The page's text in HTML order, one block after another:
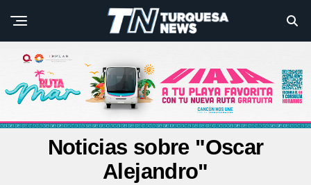
Noticias sobre "Oscar
Alejandro"